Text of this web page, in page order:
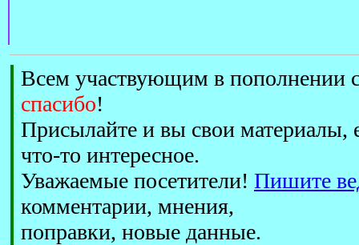
Всем участвующим в пополнении
спасибо!
Присылайте и вы свои материалы,
что-то интересное.
Уважаемые посетители! Пишите
комментарии, мнения,
поправки, новые данные.